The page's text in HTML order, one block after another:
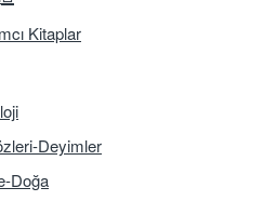
Kitaplar
Deyimler
Doğa